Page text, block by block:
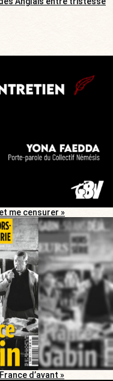
me censurer »
d’avant »